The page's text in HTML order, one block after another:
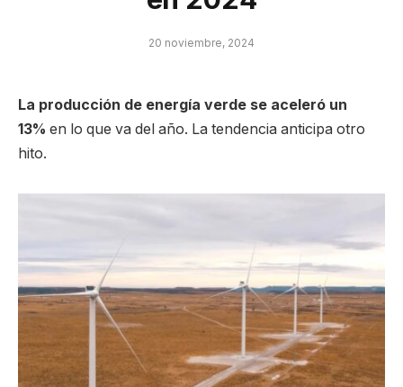
20 noviembre, 2024
La producción de energía verde se aceleró un
13% en lo que va del año. La tendencia anticipa otro
hito.